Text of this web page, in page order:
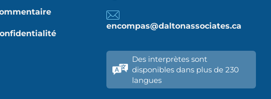
encompas@daltonassociates.ca
Des interprètes sont
disponibles dans plus de 230
langues